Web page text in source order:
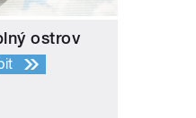
ostrov